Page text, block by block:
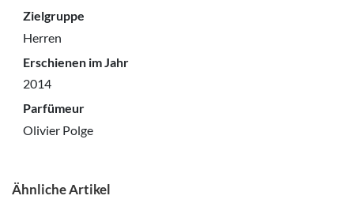
Zielgruppe
Herren
Erschienen im Jahr
2014
Parfümeur
Olivier Polge
Ähnliche Artikel